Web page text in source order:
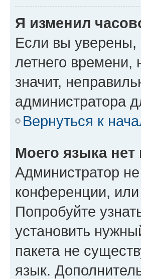
Я изменил
Если вы уверены,
летнего времени,
значит,
администратора
Вернуться к
Моего языка нет
Администратор
конференции,
Попробуйте
установить
пакета не
язык.